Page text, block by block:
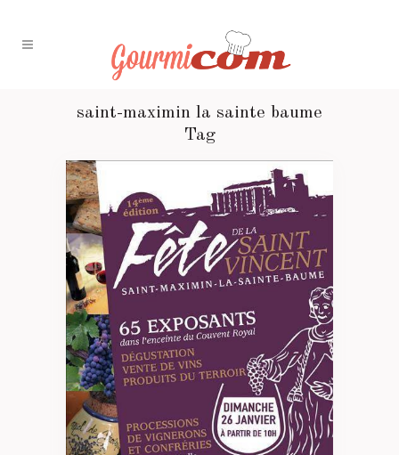
saint-maximin la sainte baume
Tag